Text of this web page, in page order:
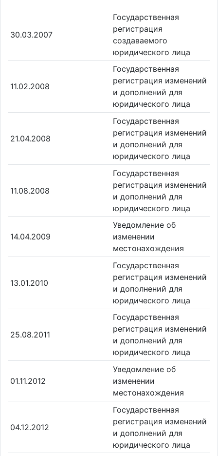
30.03.2007
Государственная
регистрация
создаваемого
юридического лица
11.02.2008
Государственная
регистрация изменений
и дополнений для
юридического лица
21.04.2008
Государственная
регистрация изменений
и дополнений для
юридического лица
11.08.2008
Государственная
регистрация изменений
и дополнений для
юридического лица
14.04.2009
Уведомление об
изменении
местонахождения
13.01.2010
Государственная
регистрация изменений
и дополнений для
юридического лица
25.08.2011
Государственная
регистрация изменений
и дополнений для
юридического лица
01.11.2012
Уведомление об
изменении
местонахождения
04.12.2012
Государственная
регистрация изменений
и дополнений для
юридического лица